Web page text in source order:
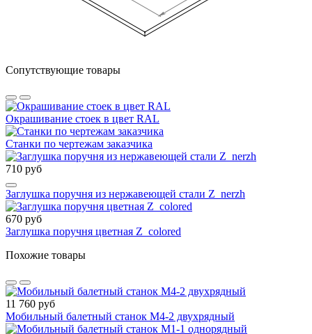
Сопутствующие товары
Окрашивание стоек в цвет RAL
Станки по чертежам заказчика
710 руб
Заглушка поручня из нержавеющей стали Z_nerzh
670 руб
Заглушка поручня цветная Z_colored
Похожие товары
11 760 руб
Мобильный балетный станок М4-2 двухрядный